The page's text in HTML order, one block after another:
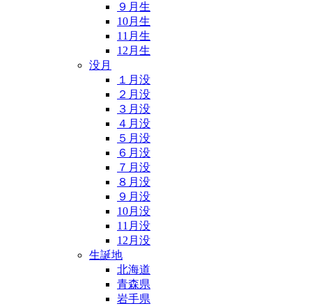
９月生
10月生
11月生
12月生
没月
１月没
２月没
３月没
４月没
５月没
６月没
７月没
８月没
９月没
10月没
11月没
12月没
生誕地
北海道
青森県
岩手県